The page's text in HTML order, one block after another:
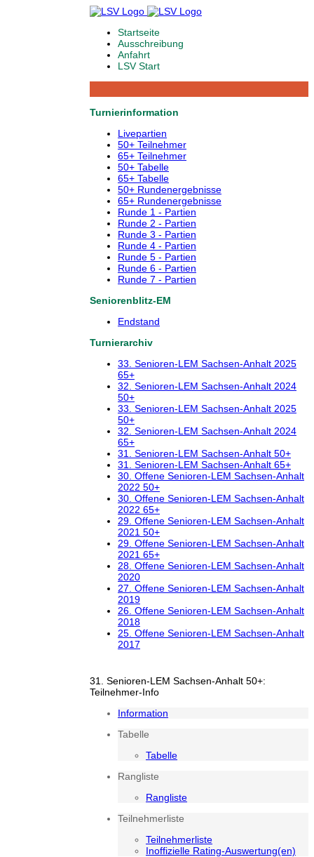
Startseite
Ausschreibung
Anfahrt
LSV Start
Turnierinformation
Livepartien
50+ Teilnehmer
65+ Teilnehmer
50+ Tabelle
65+ Tabelle
50+ Rundenergebnisse
65+ Rundenergebnisse
Runde 1 - Partien
Runde 2 - Partien
Runde 3 - Partien
Runde 4 - Partien
Runde 5 - Partien
Runde 6 - Partien
Runde 7 - Partien
Seniorenblitz-EM
Endstand
Turnierarchiv
33. Senioren-LEM Sachsen-Anhalt 2025
65+
32. Senioren-LEM Sachsen-Anhalt 2024
50+
33. Senioren-LEM Sachsen-Anhalt 2025
50+
32. Senioren-LEM Sachsen-Anhalt 2024
65+
31. Senioren-LEM Sachsen-Anhalt 50+
31. Senioren-LEM Sachsen-Anhalt 65+
30. Offene Senioren-LEM Sachsen-Anhalt
2022 50+
30. Offene Senioren-LEM Sachsen-Anhalt
2022 65+
29. Offene Senioren-LEM Sachsen-Anhalt
2021 50+
29. Offene Senioren-LEM Sachsen-Anhalt
2021 65+
28. Offene Senioren-LEM Sachsen-Anhalt
2020
27. Offene Senioren-LEM Sachsen-Anhalt
2019
26. Offene Senioren-LEM Sachsen-Anhalt
2018
25. Offene Senioren-LEM Sachsen-Anhalt
2017
31. Senioren-LEM Sachsen-Anhalt 50+:
Teilnehmer-Info
Information
Tabelle
Tabelle
Rangliste
Rangliste
Teilnehmerliste
Teilnehmerliste
Inoffizielle Rating-Auswertung(en)